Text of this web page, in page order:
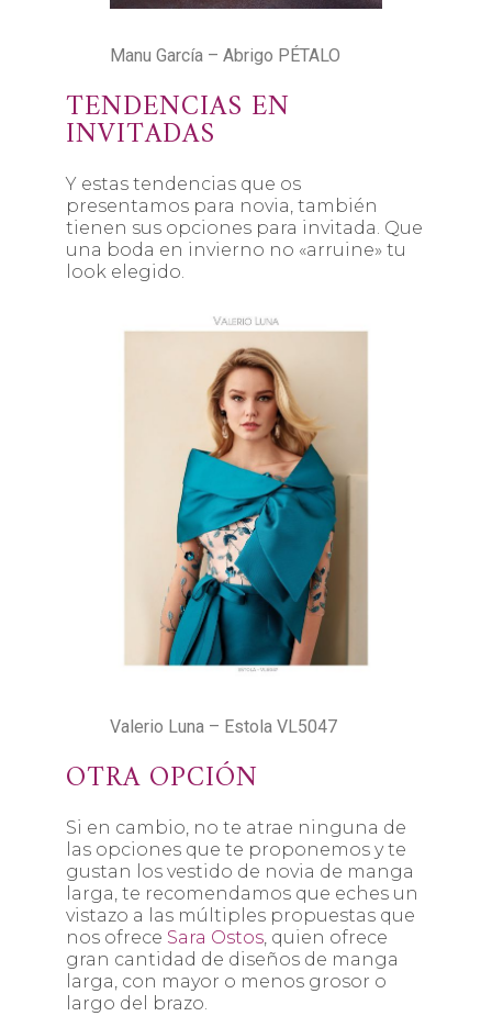
Manu García – Abrigo PÉTALO
TENDENCIAS EN
INVITADAS
Y estas tendencias que os
presentamos para novia, también
tienen sus opciones para invitada. Que
una boda en invierno no «arruine» tu
look elegido.
Valerio Luna – Estola VL5047
OTRA OPCIÓN
Si en cambio, no te atrae ninguna de
las opciones que te proponemos y te
gustan los vestido de novia de manga
larga, te recomendamos que eches un
vistazo a las múltiples propuestas que
nos ofrece Sara Ostos, quien ofrece
gran cantidad de diseños de manga
larga, con mayor o menos grosor o
largo del brazo.